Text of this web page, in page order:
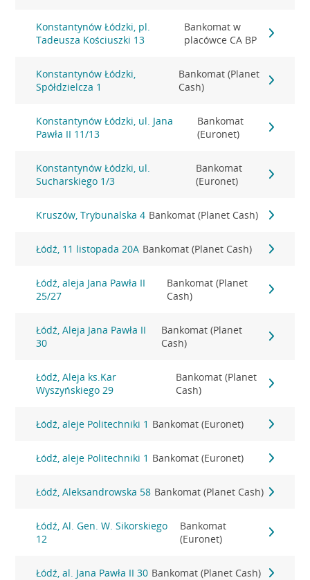
Konstantynów Łódzki, pl.
Tadeusza Kościuszki 13
Bankomat w
placówce CA BP
Konstantynów Łódzki,
Spółdzielcza 1
Bankomat (Planet
Cash)
Konstantynów Łódzki, ul. Jana
Pawła II 11/13
Bankomat
(Euronet)
Konstantynów Łódzki, ul.
Sucharskiego 1/3
Bankomat
(Euronet)
Kruszów, Trybunalska 4 Bankomat (Planet Cash)
Łódź, 11 listopada 20A Bankomat (Planet Cash)
Łódź, aleja Jana Pawła II
25/27
Bankomat (Planet
Cash)
Łódź, Aleja Jana Pawła II
30
Bankomat (Planet
Cash)
Łódź, Aleja ks.Kar
Wyszyńskiego 29
Bankomat (Planet
Cash)
Łódź, aleje Politechniki 1 Bankomat (Euronet)
Łódź, aleje Politechniki 1 Bankomat (Euronet)
Łódź, Aleksandrowska 58 Bankomat (Planet Cash)
Łódź, Al. Gen. W. Sikorskiego
12
Bankomat
(Euronet)
Łódź, al. Jana Pawła II 30 Bankomat (Planet Cash)